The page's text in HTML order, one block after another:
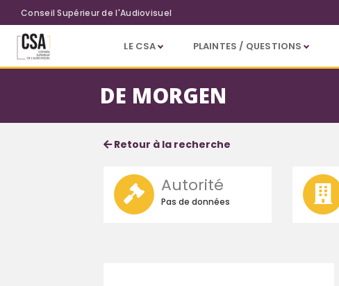
Aller au contenu principal
Conseil Supérieur de l'Audiovisuel
LE CSA PLAINTES / QUESTIONS
DE MORGEN
Fiche service
Informations détaillées
Retour à la recherche
Autorité
Pas de données